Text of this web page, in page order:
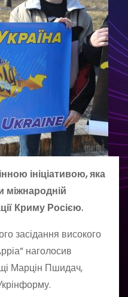
ініціативою, яка
міжнародній
Криму Росією.
засідання високого
наголосив
Марцін Пшидач,